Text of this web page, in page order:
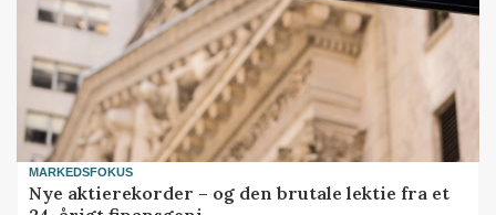
MARKEDSFOKUS
Nye aktierekorder – og den brutale lektie fra et